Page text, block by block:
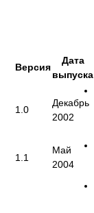
Версия
Дата
выпуска
1.0
Декабрь
2002
1.1
Май
2004